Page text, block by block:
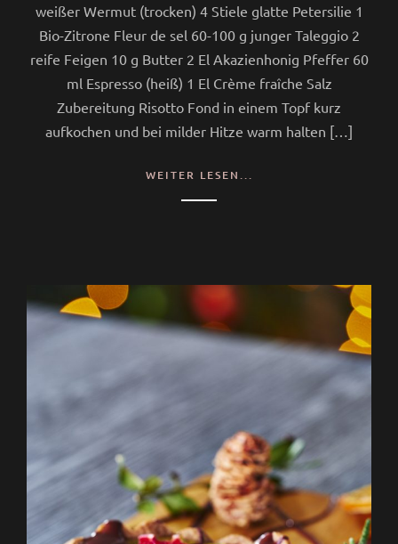
weißer Wermut (trocken) 4 Stiele glatte Petersilie 1
Bio-Zitrone Fleur de sel 60-100 g junger Taleggio 2
reife Feigen 10 g Butter 2 El Akazienhonig Pfeffer 60
ml Espresso (heiß) 1 El Crème fraîche Salz
Zubereitung Risotto Fond in einem Topf kurz
aufkochen und bei milder Hitze warm halten […]
WEITER LESEN...